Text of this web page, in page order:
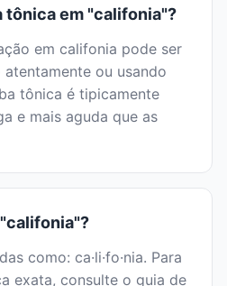
tônica em "califonia"?
em califonia pode ser
ou usando
tônica é tipicamente
e mais aguda que as
como: ca·li·fo·nia. Para
exata, consulte o guia de